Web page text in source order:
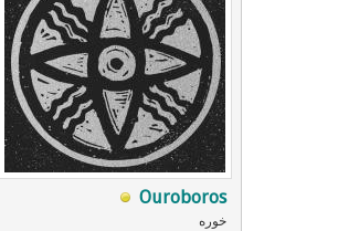
Ouroboros
خوره